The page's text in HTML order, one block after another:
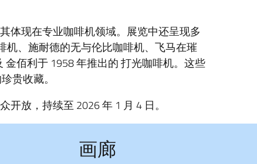
体现在专业咖啡机领域。展览中还呈现多
机、施耐德的无与伦比咖啡机、飞马在璀
佰利于 1958 年推出的 打光咖啡机。这些
贵收藏。
放，持续至 2026 年 1 月 4 日。
画廊